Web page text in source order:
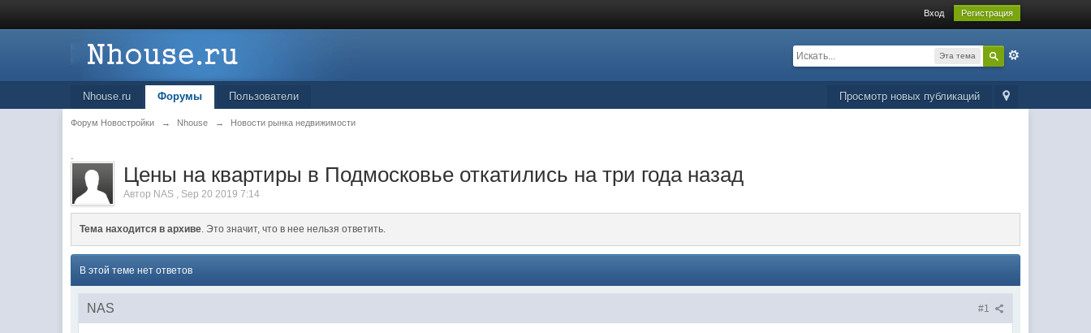
Вход Регистрация
Эта тема
Просмотр новых публикаций
Nhouse.ru Форумы Пользователи
Форум Новостройки → Nhouse → Новости рынка недвижимости
.
Цены на квартиры в Подмосковье откатились на три года назад
Автор NAS , Sep 20 2019 7:14
Тема находится в архиве. Это значит, что в нее нельзя ответить.
В этой теме нет ответов
#1
NAS